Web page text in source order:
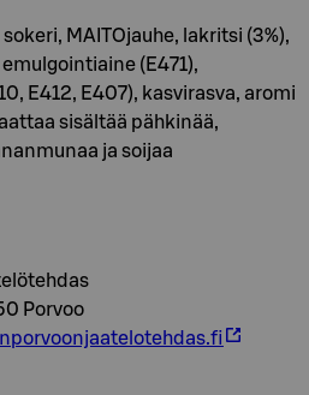
MAITOjauhe, lakritsi (3%),
(E471),
E412, E407), kasvirasva, aromi
sisältää pähkinää,
ja soijaa
Porvoo